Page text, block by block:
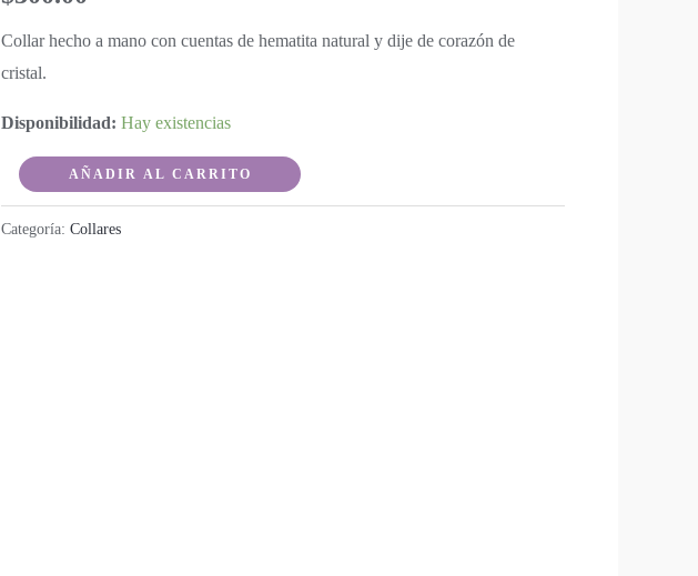
Collar hecho a mano con cuentas de hematita natural y dije de corazón de
cristal.
Disponibilidad: Hay existencias
Juls
Transparente
cantidad
AÑADIR AL CARRITO
Categoría:Collares